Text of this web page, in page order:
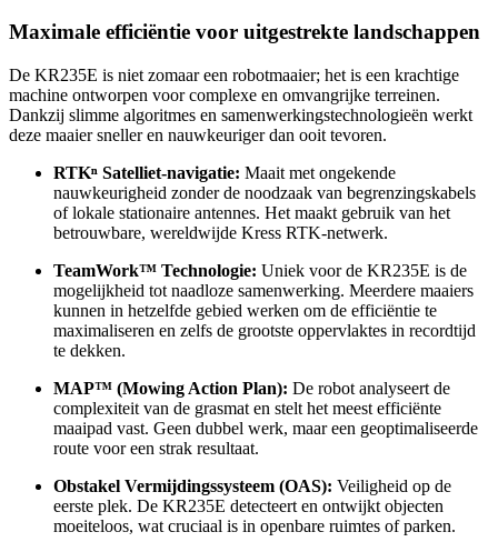
Maximale efficiëntie voor uitgestrekte landschappen
De KR235E is niet zomaar een robotmaaier; het is een krachtige
machine ontworpen voor complexe en omvangrijke terreinen.
Dankzij slimme algoritmes en samenwerkingstechnologieën werkt
deze maaier sneller en nauwkeuriger dan ooit tevoren.
RTKⁿ Satelliet-navigatie: Maait met ongekende
nauwkeurigheid zonder de noodzaak van begrenzingskabels
of lokale stationaire antennes. Het maakt gebruik van het
betrouwbare, wereldwijde Kress RTK-netwerk.
TeamWork™ Technologie: Uniek voor de KR235E is de
mogelijkheid tot naadloze samenwerking. Meerdere maaiers
kunnen in hetzelfde gebied werken om de efficiëntie te
maximaliseren en zelfs de grootste oppervlaktes in recordtijd
te dekken.
MAP™ (Mowing Action Plan): De robot analyseert de
complexiteit van de grasmat en stelt het meest efficiënte
maaipad vast. Geen dubbel werk, maar een geoptimaliseerde
route voor een strak resultaat.
Obstakel Vermijdingssysteem (OAS): Veiligheid op de
eerste plek. De KR235E detecteert en ontwijkt objecten
moeiteloos, wat cruciaal is in openbare ruimtes of parken.